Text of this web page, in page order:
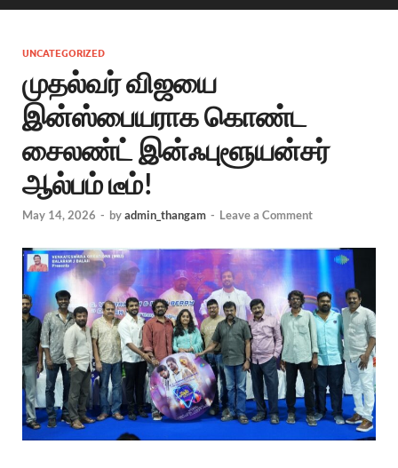
UNCATEGORIZED
முதல்வர் விஜயை
இன்ஸ்பையராக கொண்ட
சைலண்ட் இன்ஃபுளூயன்சர்
ஆல்பம் டீம்!
May 14, 2026 - byadmin_thangam - Leave a Comment